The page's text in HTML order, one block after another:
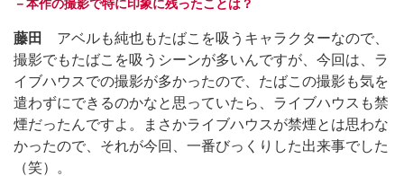
－本作の撮影で特に印象に残ったことは？
藤田
アベルも純也もたばこを吸うキャラクターなので、
撮影でもたばこを吸うシーンが多いんですが、今回は、ラ
イブハウスでの撮影が多かったので、たばこの撮影も気を
遣わずにできるのかなと思っていたら、ライブハウスも禁
煙だったんですよ。まさかライブハウスが禁煙とは思わな
かったので、それが今回、一番びっくりした出来事でした
（笑）。